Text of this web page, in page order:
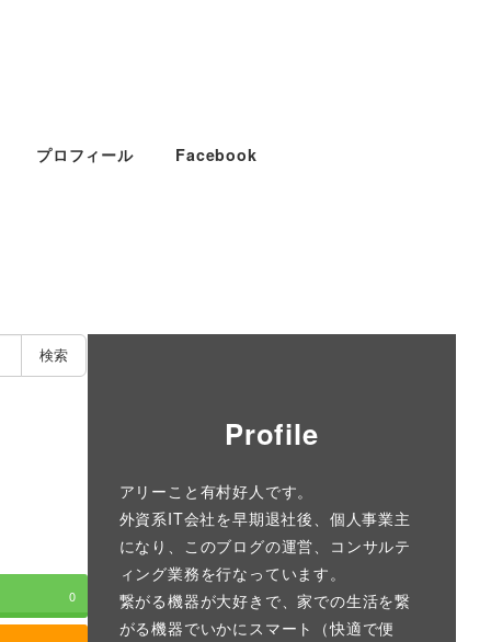
プロフィール Facebook
検索
0
Profile
アリーこと有村好人です。
外資系IT会社を早期退社後、個人事業主
になり、このブログの運営、コンサルテ
ィング業務を行なっています。
繋がる機器が大好きで、家での生活を繋
がる機器でいかにスマート（快適で便